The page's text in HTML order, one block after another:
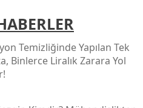
Temizliğinde Yapılan Tek
Binlerce Liralık Zarara Yol